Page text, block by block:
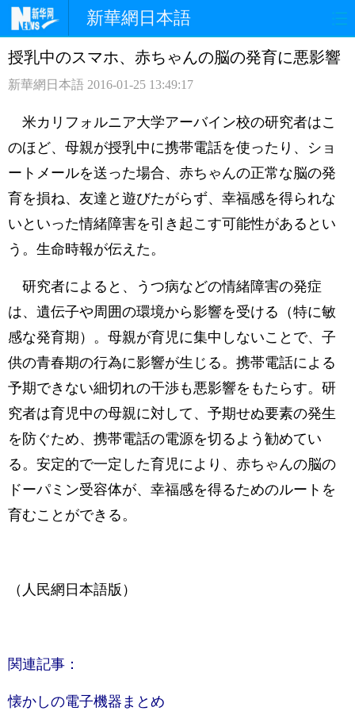
新華網日本語
ホームページ 政治 経済
観光 評論 写真
中日対訳
授乳中のスマホ、赤ちゃんの脳の発育に悪影響
新華網日本語 2016-01-25 13:49:17
米カリフォルニア大学アーバイン校の研究者はこ
のほど、母親が授乳中に携帯電話を使ったり、ショ
ートメールを送った場合、赤ちゃんの正常な脳の発
育を損ね、友達と遊びたがらず、幸福感を得られな
いといった情緒障害を引き起こす可能性があるとい
う。生命時報が伝えた。
研究者によると、うつ病などの情緒障害の発症
は、遺伝子や周囲の環境から影響を受ける（特に敏
感な発育期）。母親が育児に集中しないことで、子
供の青春期の行為に影響が生じる。携帯電話による
予期できない細切れの干渉も悪影響をもたらす。研
究者は育児中の母親に対して、予期せぬ要素の発生
を防ぐため、携帯電話の電源を切るよう勧めてい
る。安定的で一定した育児により、赤ちゃんの脳の
ドーパミン受容体が、幸福感を得るためのルートを
育むことができる。
（人民網日本語版）
関連記事：
懐かしの電子機器まとめ